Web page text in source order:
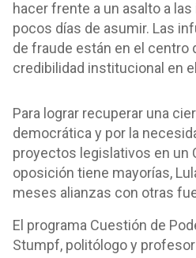
hacer frente a un asalto a
pocos días de asumir. Las
de fraude están en el centro
credibilidad institucional en
Para lograr recuperar una
democrática y por la
proyectos legislativos en un
oposición tiene mayorías,
meses alianzas con otras
El programa Cuestión de
Stumpf, politólogo y